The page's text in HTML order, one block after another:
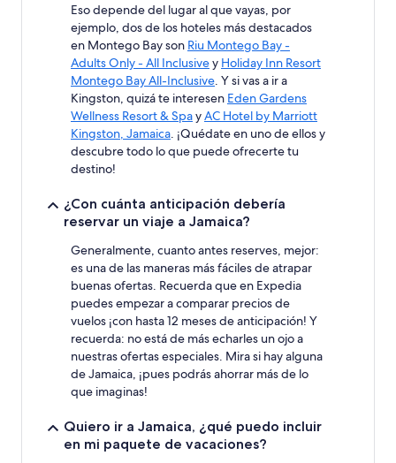
Eso depende del lugar al que vayas, por
ejemplo, dos de los hoteles más destacados
en Montego Bay son Riu Montego Bay -
Adults Only - All Inclusivey Holiday Inn Resort
Montego Bay All-Inclusive. Y si vas a ir a
Kingston, quizá te interesen Eden Gardens
Wellness Resort & SpayAC Hotel by Marriott
Kingston, Jamaica. ¡Quédate en uno de ellos y
descubre todo lo que puede ofrecerte tu
destino!
¿Con cuánta anticipación debería
reservar un viaje a Jamaica?
Generalmente, cuanto antes reserves, mejor:
es una de las maneras más fáciles de atrapar
buenas ofertas. Recuerda que en Expedia
puedes empezar a comparar precios de
vuelos ¡con hasta 12 meses de anticipación! Y
recuerda: no está de más echarles un ojo a
nuestras ofertas especiales. Mira si hay alguna
de Jamaica, ¡pues podrás ahorrar más de lo
que imaginas!
Quiero ir a Jamaica, ¿qué puedo incluir
en mi paquete de vacaciones?